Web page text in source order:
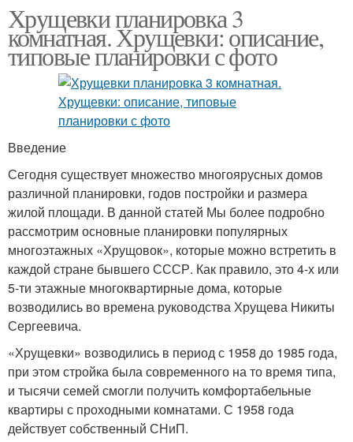
Хрущевки планировка 3
комнатная. Хрущевки: описание,
типовые планировки с фото
Введение
Сегодня существует множество многоярусных домов
различной планировки, годов постройки и размера
жилой площади. В данной статей Мы более подробно
рассмотрим основные планировки популярных
многоэтажных «Хрущовок», которые можно встретить в
каждой стране бывшего СССР. Как правило, это 4-х или
5-ти этажные многоквартирные дома, которые
возводились во времена руководства Хрущева Никиты
Сергеевича.
«Хрущевки» возводились в период с 1958 до 1985 года,
при этом стройка была современного на то время типа,
и тысячи семей смогли получить комфортабельные
квартиры с проходными комнатами. С 1958 года
действует собственный СНиП.